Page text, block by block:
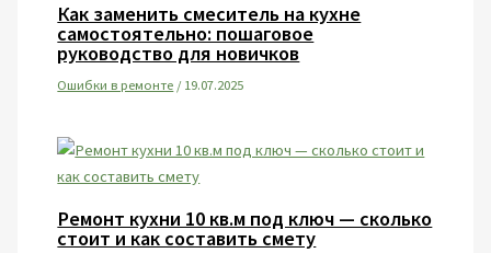
Как заменить смеситель на кухне
самостоятельно: пошаговое
руководство для новичков
Ошибки в ремонте /19.07.2025
Ремонт кухни 10 кв.м под ключ — сколько
стоит и как составить смету